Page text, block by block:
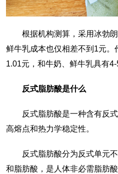
根据机构测算，采用冰勃
鲜牛乳成本也仅相差不到1元。
1.01元，和牛奶、鲜牛乳具有4-
反式脂肪酸是什么
反式脂肪酸是一种含有反
高熔点和热力学稳定性。
反式脂肪酸分为反式单元
和脂肪酸，是人体非必需脂肪